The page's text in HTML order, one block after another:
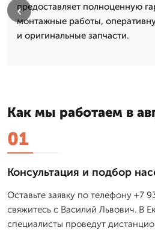
предоставляет полноценную
монтажные работы,
и оригинальные запчасти.
‹
Как мы работаем в
01
Консультация и подбор
Оставьте заявку по телефону +7
свяжитесь с Василий Львович. В
специалисты проведут